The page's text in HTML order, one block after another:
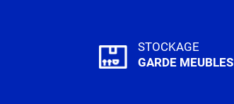
STOCKAGE
GARDE MEUBLES